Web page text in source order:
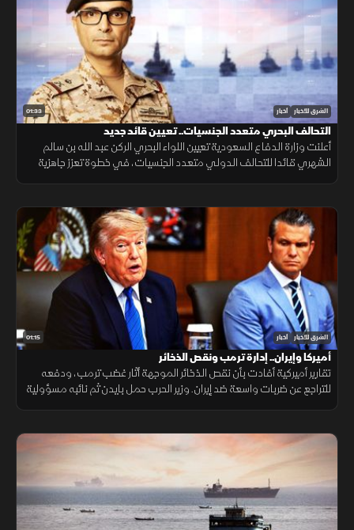
01:33 الشرق للأخبار أخبار
التحالف البحري متعدد الجنسيات.. تعيين قائد جديد
أعلنت وزارة الدفاع السعودية تعيين اللواء البحري الركن عبد الله بن سالم
الشهري قائدا للتحالف الدولي متعدد الجنسيات، في خطوة تعزز جاهزية
01:15 الشرق للأخبار أخبار
أميركا وإيران.. إدارة ترمب ونقص الذخائر
تقارير أميركية أفادت بأن نقص الذخائر الموجهة أثار غضب ترمب، ودفعه
للتراجع عن ضربات واسعة ضد إيران. وزير الحرب حمل بايدن ثم نائبه مسؤولية